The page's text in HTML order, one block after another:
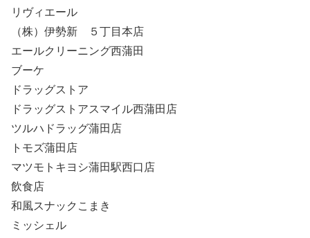
リヴィエール
（株）伊勢新 ５丁目本店
エールクリーニング西蒲田
ブーケ
ドラッグストア
ドラッグストアスマイル西蒲田店
ツルハドラッグ蒲田店
トモズ蒲田店
マツモトキヨシ蒲田駅西口店
飲食店
和風スナックこまき
ミッシェル